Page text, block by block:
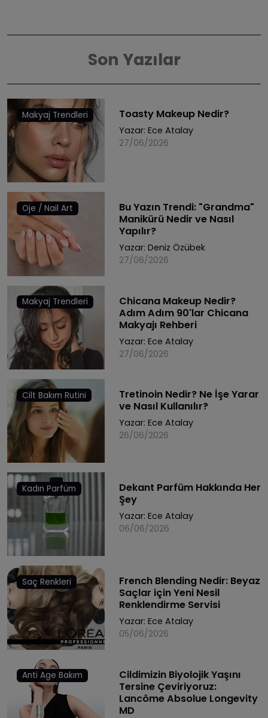
Son Yazılar
Makyaj Trendleri Toasty Makeup Nedir?
Yazar: Ece Atalay
27/06/2026
Oje / Nail Art
Bu Yazın Trendi: "Grandma"
Manikürü Nedir ve Nasıl
Yapılır?
Yazar: Deniz Özübek
27/06/2026
Makyaj Trendleri
Chicana Makeup Nedir?
Adım Adım 90'lar Chicana
Makyajı Rehberi
Yazar: Ece Atalay
27/06/2026
Cilt Bakım Rutini
Tretinoin Nedir? Ne İşe Yarar
ve Nasıl Kullanılır?
Yazar: Ece Atalay
26/06/2026
Kadın Parfüm
Dekant Parfüm Hakkında Her
Şey
Yazar: Ece Atalay
06/06/2026
Saç Renkleri
French Blending Nedir: Beyaz
Saçlar için Yeni Nesil
Renklendirme Servisi
Yazar: Ece Atalay
05/06/2026
Anti Age Bakım
Cildimizin Biyolojik Yaşını
Tersine Çeviriyoruz:
Lancôme Absolue Longevity
MD